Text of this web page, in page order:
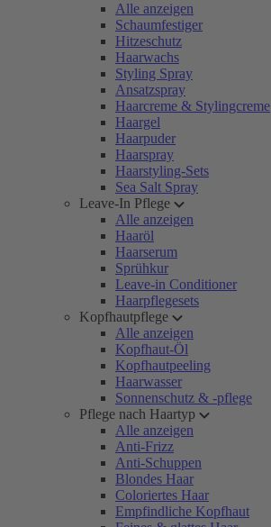
Alle anzeigen
Schaumfestiger
Hitzeschutz
Haarwachs
Styling Spray
Ansatzspray
Haarcreme & Stylingcreme
Haargel
Haarpuder
Haarspray
Haarstyling-Sets
Sea Salt Spray
Leave-In Pflege
Alle anzeigen
Haaröl
Haarserum
Sprühkur
Leave-in Conditioner
Haarpflegesets
Kopfhautpflege
Alle anzeigen
Kopfhaut-Öl
Kopfhautpeeling
Haarwasser
Sonnenschutz & -pflege
Pflege nach Haartyp
Alle anzeigen
Anti-Frizz
Anti-Schuppen
Blondes Haar
Coloriertes Haar
Empfindliche Kopfhaut